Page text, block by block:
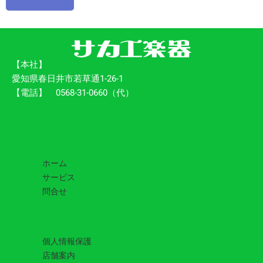
【本社】
愛知県春日井市若草通1-26-1
【電話】 0568-31-0660（代）
ホーム
サービス
問合せ
個人情報保護
店舗案内